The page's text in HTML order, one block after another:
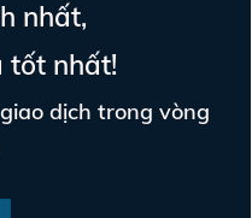
nhất,
tốt nhất!
dịch trong vòng